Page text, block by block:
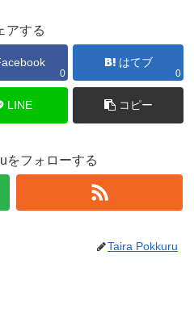
アする
0
はてブ
0
LINE コピー
をフォローする
Taira Pokkuru